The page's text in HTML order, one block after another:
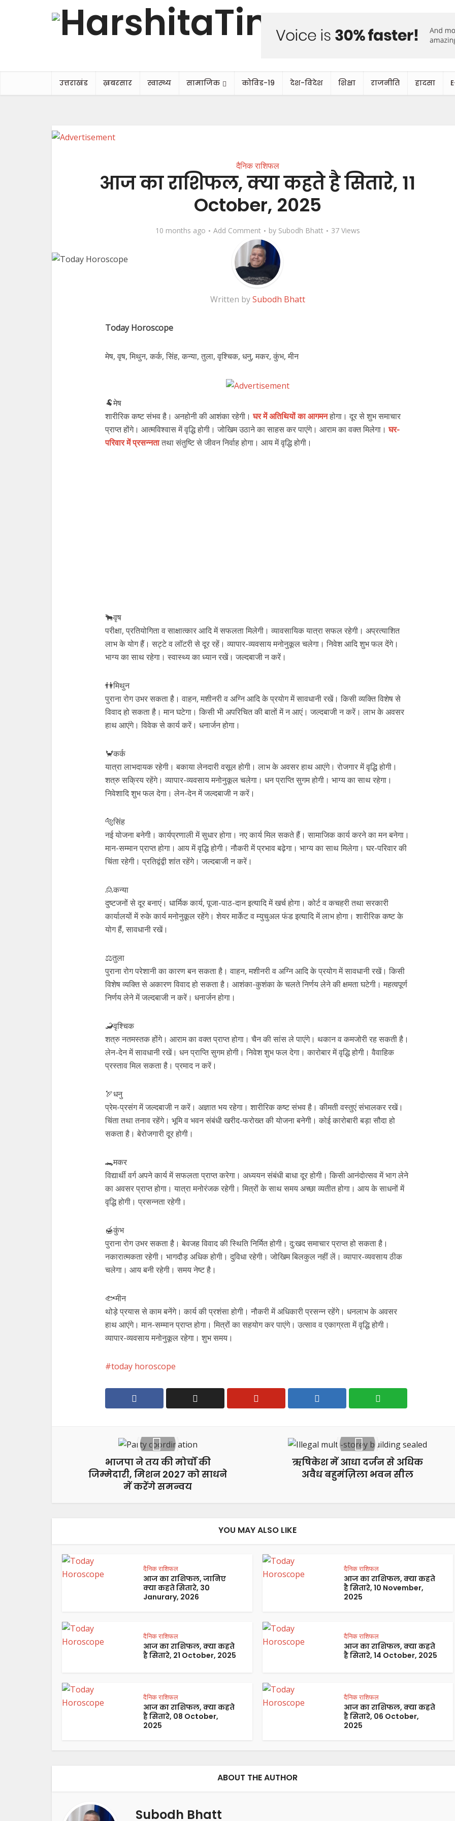
उत्तराखंड ख़बरसार स्वास्थ्य सामाजिक कोविड-19 देश-विदेश शिक्षा राजनीति हादसा
दैनिक राशिफल
आज का राशिफल, क्या कहते है सितारे, 11
October, 2025
10 months ago Add Comment by Subodh Bhatt 37 Views
Written bySubodh Bhatt
Today Horoscope
मेष, वृष, मिथुन, कर्क, सिंह, कन्या, तुला, वृश्चिक, धनु, मकर, कुंभ, मीन
🐏मेष
शारीरिक कष्ट संभव है। अनहोनी की आशंका रहेगी।घर में अतिथियों का आगमनहोगा। दूर से शुभ समाचार
प्राप्त होंगे। आत्मविश्वास में वृद्धि होगी। जोखिम उठाने का साहस कर पाएंगे। आराम का वक्त मिलेगा।घर-
परिवार में प्रसन्नतातथा संतुष्टि से जीवन निर्वाह होगा। आय में वृद्धि होगी।
🐂वृष
परीक्षा, प्रतियोगिता व साक्षात्कार आदि में सफलता मिलेगी। व्यावसायिक यात्रा सफल रहेगी। अप्रत्याशित
लाभ के योग हैं। सट्टे व लॉटरी से दूर रहें। व्यापार-व्यवसाय मनोनुकूल चलेगा। निवेश आदि शुभ फल देंगे।
भाग्य का साथ रहेगा। स्वास्थ्य का ध्यान रखें। जल्दबाजी न करें।
👫मिथुन
पुराना रोग उभर सकता है। वाहन, मशीनरी व अग्नि आदि के प्रयोग में सावधानी रखें। किसी व्यक्ति विशेष से
विवाद हो सकता है। मान घटेगा। किसी भी अपरिचित की बातों में न आएं। जल्दबाजी न करें। लाभ के अवसर
हाथ आएंगे। विवेक से कार्य करें। धनार्जन होगा।
🦀कर्क
यात्रा लाभदायक रहेगी। बकाया लेनदारी वसूल होगी। लाभ के अवसर हाथ आएंगे। रोजगार में वृद्धि होगी।
शत्रु सक्रिय रहेंगे। व्यापार-व्यवसाय मनोनुकूल चलेगा। धन प्राप्ति सुगम होगी। भाग्य का साथ रहेगा।
निवेशादि शुभ फल देगा। लेन-देन में जल्दबाजी न करें।
🐅सिंह
नई योजना बनेगी। कार्यप्रणाली में सुधार होगा। नए कार्य मिल सकते हैं। सामाजिक कार्य करने का मन बनेगा।
मान-सम्मान प्राप्त होगा। आय में वृद्धि होगी। नौकरी में प्रभाव बढ़ेगा। भाग्य का साथ मिलेगा। घर-परिवार की
चिंता रहेगी। प्रतिद्वंद्वी शांत रहेंगे। जल्दबाजी न करें।
🙎कन्या
दुष्टजनों से दूर बनाएं। धार्मिक कार्य, पूजा-पाठ-दान इत्यादि में खर्च होगा। कोर्ट व कचहरी तथा सरकारी
कार्यालयों में रुके कार्य मनोनुकूल रहेंगे। शेयर मार्केट व म्युचुअल फंड इत्यादि में लाभ होगा। शारीरिक कष्ट के
योग हैं, सावधानी रखें।
⚖तुला
पुराना रोग परेशानी का कारण बन सकता है। वाहन, मशीनरी व अग्नि आदि के प्रयोग में सावधानी रखें। किसी
विशेष व्यक्ति से अकारण विवाद हो सकता है। आशंका-कुशंका के चलते निर्णय लेने की क्षमता घटेगी। महत्वपूर्ण
निर्णय लेने में जल्दबाजी न करें। धनार्जन होगा।
🦂वृश्चिक
शत्रु नतमस्तक होंगे। आराम का वक्त प्राप्त होगा। चैन की सांस ले पाएंगे। थकान व कमजोरी रह सकती है।
लेन-देन में सावधानी रखें। धन प्राप्ति सुगम होगी। निवेश शुभ फल देगा। कारोबार में वृद्धि होगी। वैवाहिक
प्रस्ताव मिल सकता है। प्रमाद न करें।
🏹धनु
प्रेम-प्रसंग में जल्दबाजी न करें। अज्ञात भय रहेगा। शारीरिक कष्ट संभव है। कीमती वस्तुएं संभालकर रखें।
चिंता तथा तनाव रहेंगे। भूमि व भवन संबंधी खरीद-फरोख्त की योजना बनेगी। कोई कारोबारी बड़ा सौदा हो
सकता है। बेरोजगारी दूर होगी।
🐊मकर
विद्यार्थी वर्ग अपने कार्य में सफलता प्राप्त करेगा। अध्ययन संबंधी बाधा दूर होगी। किसी आनंदोत्सव में भाग लेने
का अवसर प्राप्त होगा। यात्रा मनोरंजक रहेगी। मित्रों के साथ समय अच्छा व्यतीत होगा। आय के साधनों में
वृद्धि होगी। प्रसन्नता रहेगी।
🍯कुंभ
पुराना रोग उभर सकता है। बेवजह विवाद की स्थिति निर्मित होगी। दु:खद समाचार प्राप्त हो सकता है।
नकारात्मकता रहेगी। भागदौड़ अधिक होगी। दुविधा रहेगी। जोखिम बिलकुल नहीं लें। व्यापार-व्यवसाय ठीक
चलेगा। आय बनी रहेगी। समय नेष्ट है।
🐟मीन
थोड़े प्रयास से काम बनेंगे। कार्य की प्रशंसा होगी। नौकरी में अधिकारी प्रसन्न रहेंगे। धनलाभ के अवसर
हाथ आएंगे। मान-सम्मान प्राप्त होगा। मित्रों का सहयोग कर पाएंगे। उत्साव व एकाग्रता में वृद्धि होगी।
व्यापार-व्यवसाय मनोनुकूल रहेगा। शुभ समय।
today horoscope
भाजपा ने तय की मोर्चों की
जिम्मेदारी, मिशन 2027 को साधने
में करेंगे समन्वय
ऋषिकेश में आधा दर्जन से अधिक
अवैध बहुमंज़िला भवन सील
YOU MAY ALSO LIKE
दैनिक राशिफल
आज का राशिफल, जानिए
क्या कहते सितारे, 30
Janurary, 2026
दैनिक राशिफल
आज का राशिफल, क्या कहते
है सितारे, 10 November,
2025
दैनिक राशिफल
आज का राशिफल, क्या कहते
है सितारे, 21 October, 2025
दैनिक राशिफल
आज का राशिफल, क्या कहते
है सितारे, 14 October, 2025
दैनिक राशिफल
आज का राशिफल, क्या कहते
है सितारे, 08 October,
2025
दैनिक राशिफल
आज का राशिफल, क्या कहते
है सितारे, 06 October,
2025
ABOUT THE AUTHOR
Subodh Bhatt